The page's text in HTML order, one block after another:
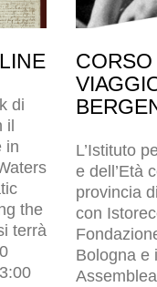
di
il
in
the
terrà
L’Istituto
e dell’Età
provincia
con
Bologna e